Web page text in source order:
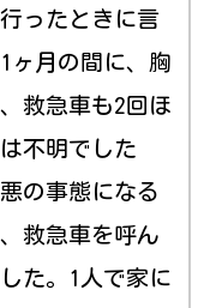
ったときに言
ヶ月の間に、胸
救急車も2回ほ
不明でした
の事態になる
救急車を呼ん
た。1人で家に